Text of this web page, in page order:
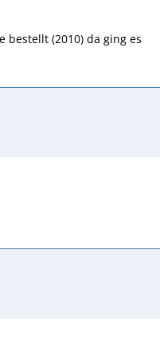
bestellt (2010) da ging es